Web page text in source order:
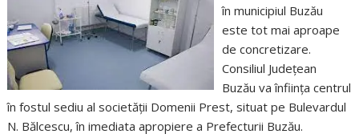
în municipiul Buzău
este tot mai aproape
de concretizare.
Consiliul Județean
Buzău va înființa centrul
în fostul sediu al societății Domenii Prest, situat pe Bulevardul
N. Bălcescu, în imediata apropiere a Prefecturii Buzău.